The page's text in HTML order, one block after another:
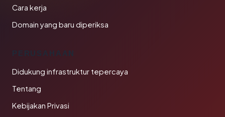
Cara kerja
Domain yang baru diperiksa
PERUSAHAAN
Didukung infrastruktur tepercaya
Tentang
Kebijakan Privasi